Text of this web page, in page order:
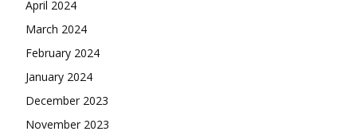
April 2024
March 2024
February 2024
January 2024
December 2023
November 2023